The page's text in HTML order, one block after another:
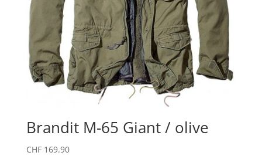
Brandit M-65 Giant / olive
CHF169.90